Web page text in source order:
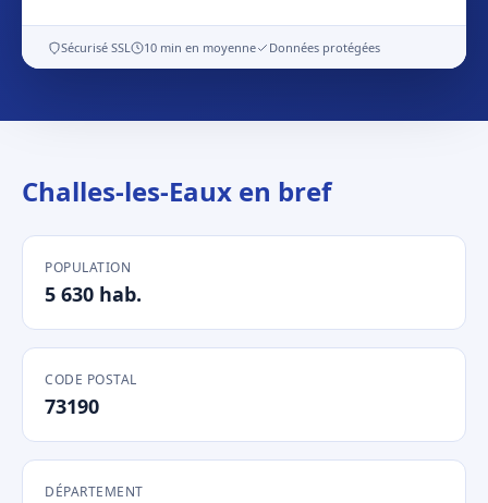
Sécurisé SSL 10 min en moyenne Données protégées
Challes-les-Eaux en bref
POPULATION
5 630 hab.
CODE POSTAL
73190
DÉPARTEMENT